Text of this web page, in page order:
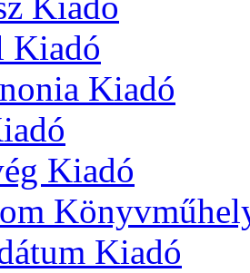
Kiadó
Kiadó
Kiadó
Kiadó